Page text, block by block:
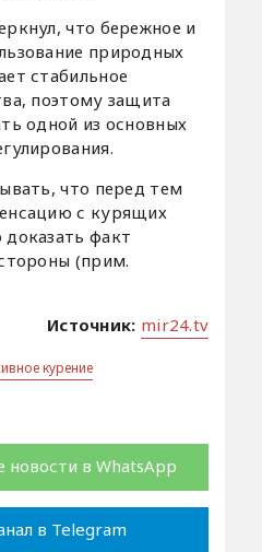
что бережное и
природных
стабильное
поэтому защита
одной из основных
что перед тем
с курящих
факт
(прим.
Источник: mir24.tv
курение
в WhatsApp
в Telegram